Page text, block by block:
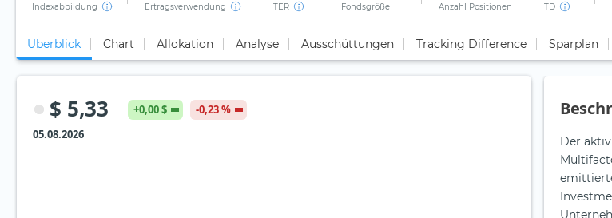
Indexabbildung Ertragsverwendung TER Fondsgröße Anzahl Positionen TD
Überblick Chart Allokation Analyse Ausschüttungen Tracking Difference Sparplan
$ 5,33 +0,00 $
-0,23 %
05.08.2026
Der